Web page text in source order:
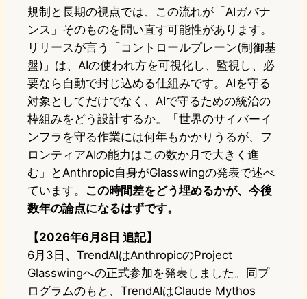
規制と長期の視点では、この流れが「AIガバナ
ンス」そのものを問い直す可能性があります。
リリースが言う「コントロールプレーン(制御基
盤)」は、AIの使われ方を可視化し、監視し、必
要なら自動で封じ込める仕組みです。AIを守る
対象としてだけでなく、AIで守るための統治の
枠組みをどう設計するか。「世界のサイバーイ
ンフラを守る作業には何年もかかりうるが、フ
ロンティアAIの能力はこの数か月で大きく進
む」とAnthropic自身がGlasswingの発表で述べ
ています。 この時間差をどう埋めるかが、今後
数年の論点になるはずです。
【2026年6月8日 追記】
6月3日、TrendAIはAnthropicのProject
Glasswingへの正式参加を発表しました。同プ
ログラムのもと、TrendAIはClaude Mythos